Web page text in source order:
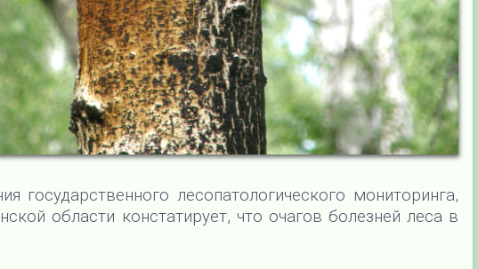
государственного лесопатологического мониторинга,
области констатирует, что очагов болезней леса в